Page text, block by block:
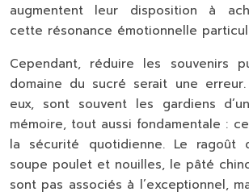
augmentent leur disposition à
cette résonance émotionnelle
Cependant, réduire les souvenirs
domaine du sucré serait une
eux, sont souvent les gardiens
mémoire, tout aussi fondamentale :
la sécurité quotidienne. Le ragoût
soupe poulet et nouilles, le pâté
sont pas associés à l’exceptionnel,